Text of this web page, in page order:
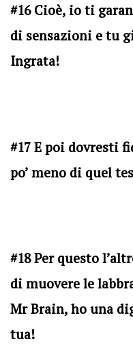
#16 Cioè, io ti
di sensazioni e tu
Ingrata!
#17 E poi dovresti
po’ meno di quel
#18 Per questo
di muovere le
Mr Brain, ho una
tua!